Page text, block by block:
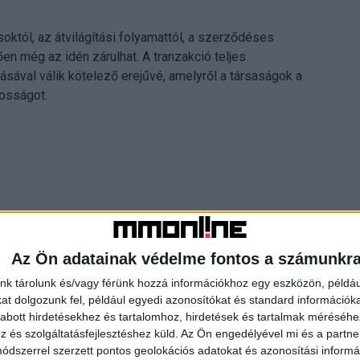
Az Ön adatainak védelme fontos a
tárolunk és/vagy férünk hozzá információkhoz egy eszközön,
dolgozunk fel, például egyedi azonosítókat és standard
hirdetésekhez és tartalomhoz, hirdetések és tartalmak
és szolgáltatásfejlesztéshez küld. Az Ön engedélyével mi és a
szerzett pontos geolokációs adatokat és azonosítási
az átvilágítási folyamattól, a szerződéses
még az idén zárulhat. A tranzakció teljes
válik kötelező erejűvé, amelyről a társaságok a
Következő cikk
Média- és reklámpiaci nagyágyúk a számok tükrében